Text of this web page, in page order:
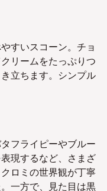
すいスコーン。チョ
リームをたっぷりつ
立ちます。シンプル
フライピーやブルー
現するなど、さまざ
ロミの世界観が丁寧
一方で、見た目は黒